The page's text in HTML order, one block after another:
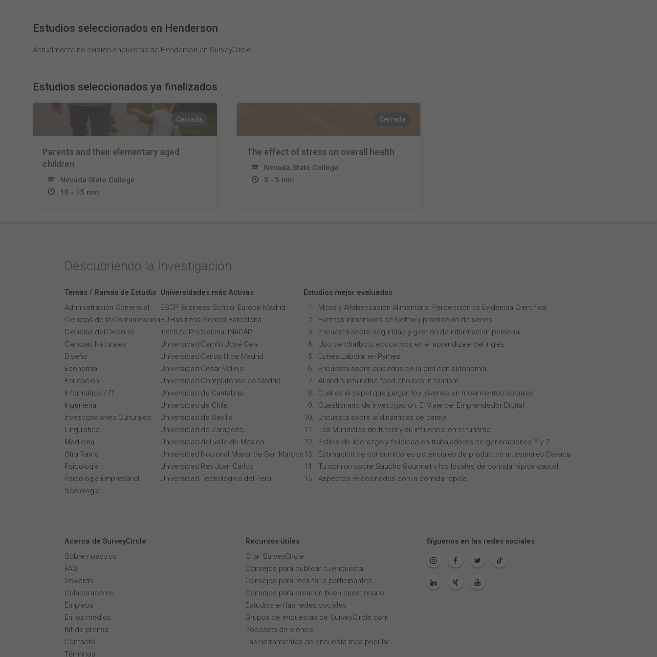
Estudios seleccionados en Henderson
Actualmente no existen encuestas de Henderson en SurveyCircle.
Estudios seleccionados ya finalizados
Cerrada
Parents and their elementary aged
children
Nevada State College
10 - 15 min
Cerrada
The effect of stress on overall health
Nevada State College
3 - 5 min
Descubriendo la Investigación
Temas / Ramas de Estudio
Administración Comercial
Ciencias de la Comunicación
Ciencias del Deporte
Ciencias Naturales
Diseño
Economía
Educación
Informática / IT
Ingeniería
Investigaciones Culturales
Lingüística
Medicina
Otra Rama
Psicología
Psicología Empresarial
Sociología
Universidades más Activas
ESCP Business School Europe Madrid
EU Business School Barcelona
Instituto Profesional INACAP
Universidad Camilo José Cela
Universidad Carlos III de Madrid
Universidad César Vallejo
Universidad Complutense de Madrid
Universidad de Cantabria
Universidad de Chile
Universidad de Sevilla
Universidad de Zaragoza
Universidad del valle de México
Universidad Nacional Mayor de San Marcos
Universidad Rey Juan Carlos
Universidad Tecnológica del Perú
Estudios mejor evaluados
Mitos y Alfabetización Alimentaria: Percepción vs Evidencia Científica
Eventos inmersivos de Netflix y promoción de series
Encuesta sobre seguridad y gestión de informacion personal
Uso de chatbots educativos en el aprendizaje del inglés
Estrés Laboral en Pymes
Encuesta sobre cuidados de la piel con autonomía
AI and sustainable food choices in tourism
Cual es el papel que juegan los jóvenes en movimientos sociales
Cuestionario de Investigación: El Viaje del Emprendedor Digital
Encuesta sobre la dinámicas de pareja
Los Mundiales de fútbol y su influencia en el turismo
Estilos de liderazgo y felicidad en trabajadores de generaciones Y y Z
Estimación de consumidores potenciales de productos artesanales Oaxaca
Tu opinión sobre Gaucho Gourmet y los locales de comida rápida casual
Aspectos relacionados con la comida rapida
Acerca de SurveyCircle
Sobre nosotros
FAQ
Rewards
Colaboradores
Empleos
En los medios
Kit de prensa
Contacto
Términos
Recursos útiles
Citar SurveyCircle
Consejos para publicar tu encuesta
Consejos para reclutar a participantes
Consejos para crear un buen cuestionario
Estudios en las redes sociales
Grupos de encuestas de SurveyCircle.com
Podcasts de ciencia
Las herramientas de encuesta más popular
Síguenos en las redes sociales